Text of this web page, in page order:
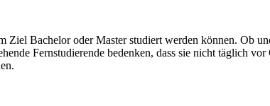
Bachelor oder Master studiert werden können. Ob
Fernstudierende bedenken, dass sie nicht täglich